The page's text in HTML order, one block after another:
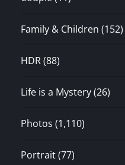
Family & Children (152)
HDR(88)
Life is a Mystery(26)
Photos (1,110)
Portrait(77)